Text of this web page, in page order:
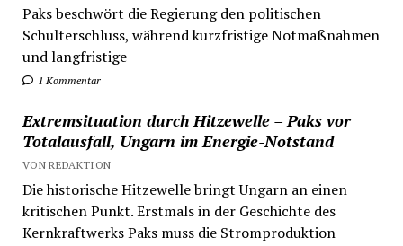
Paks beschwört die Regierung den politischen
Schulterschluss, während kurzfristige Notmaßnahmen
und langfristige
1 Kommentar
Extremsituation durch Hitzewelle – Paks vor
Totalausfall, Ungarn im Energie-Notstand
VON REDAKTION
Die historische Hitzewelle bringt Ungarn an einen
kritischen Punkt. Erstmals in der Geschichte des
Kernkraftwerks Paks muss die Stromproduktion